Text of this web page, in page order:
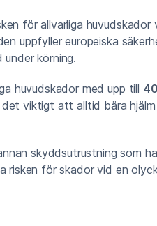
för allvarliga huvudskador
uppfyller europeiska
körning.
huvudskador med upp till
viktigt att alltid bära hjälm
skyddsutrustning som
risken för skador vid en